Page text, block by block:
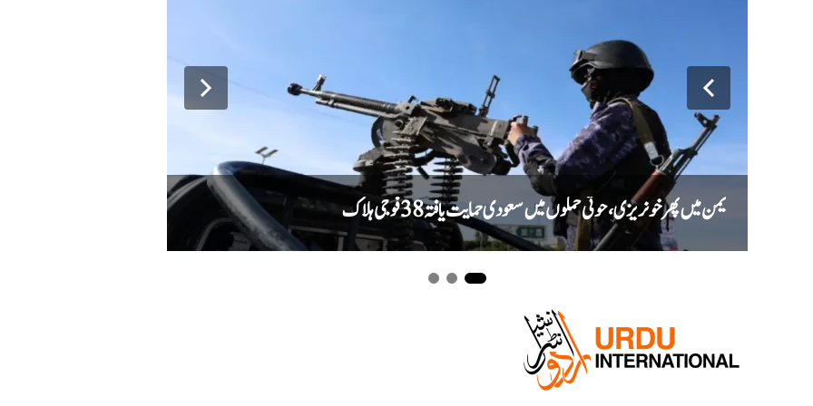
یمن میں پھر خونریزی، حوثی حملوں میں سعودی حمایت یافتہ 38 فوجی ہلاک